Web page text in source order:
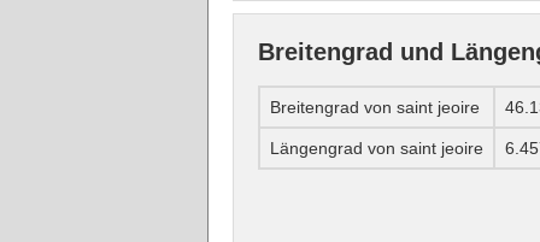
Breitengrad und
Breitengrad von saint jeoire
Längengrad von saint jeoire